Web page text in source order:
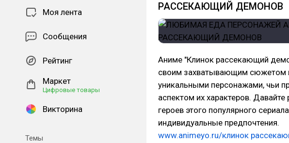
Моя лента
Сообщения
Рейтинг
Маркет
Цифровые товары
Викторина
Темы
РАССЕКАЮЩИЙ ДЕМОНОВ
Аниме "Клинок рассекающий
своим захватывающим сюжетом
уникальными персонажами, чьи
аспектом их характеров.
героев этого популярного
индивидуальные предпочтения.
www.animeyo.ru/клинок